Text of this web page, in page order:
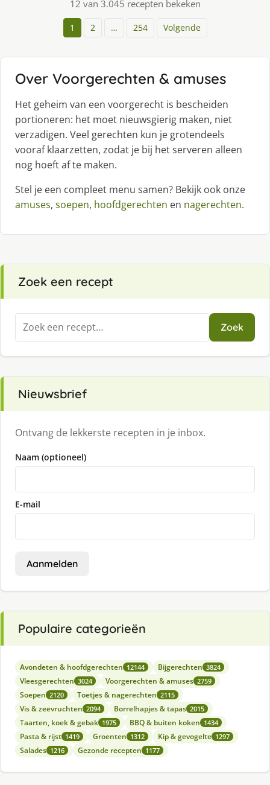
12 van 3.045 recepten bekeken
1 2 … 254 Volgende
Over Voorgerechten & amuses
Het geheim van een voorgerecht is bescheiden
portioneren: het moet nieuwsgierig maken, niet
verzadigen. Veel gerechten kun je grotendeels
vooraf klaarzetten, zodat je bij het serveren alleen
nog hoeft af te maken.
Stel je een compleet menu samen? Bekijk ook onze
amuses, soepen, hoofdgerechten en nagerechten.
Zoek een recept
Zoeken
naar:
Zoek
Nieuwsbrief
Ontvang de lekkerste recepten in je inbox.
Naam (optioneel)
E-mail
Aanmelden
Populaire categorieën
Avondeten & hoofdgerechten 12144 Bijgerechten 3824
Vleesgerechten 3024 Voorgerechten & amuses 2759
Soepen 2120 Toetjes & nagerechten 2115
Vis & zeevruchten 2094 Borrelhapjes & tapas 2015
Taarten, koek & gebak 1975 BBQ & buiten koken 1434
Pasta & rijst 1419 Groenten 1312 Kip & gevogelte 1297
Salades 1216 Gezonde recepten 1177